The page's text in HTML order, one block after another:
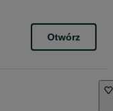
Otwórz